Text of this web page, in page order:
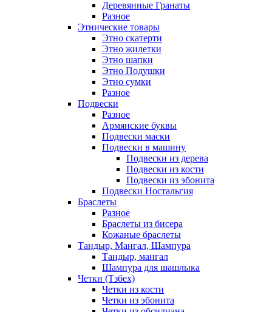
Деревянные Гранаты
Разное
Этнические товары
Этно скатерти
Этно жилетки
Этно шапки
Этно Подушки
Этно сумки
Разное
Подвески
Разное
Армянские буквы
Подвески маски
Подвески в машину
Подвески из дерева
Подвески из кости
Подвески из эбонита
Подвески Ностальгия
Браслеты
Разное
Браслеты из бисера
Кожаные браслеты
Тандыр, Мангал, Шампура
Тандыр, мангал
Шампура для шашлыка
Четки (Тзбех)
Четки из кости
Четки из эбонита